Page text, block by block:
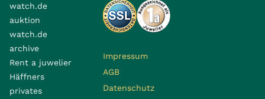
watch.de
auktion
watch.de
archive
Rent a juwelier
Häffners
privates
Impressum
AGB
Datenschutz